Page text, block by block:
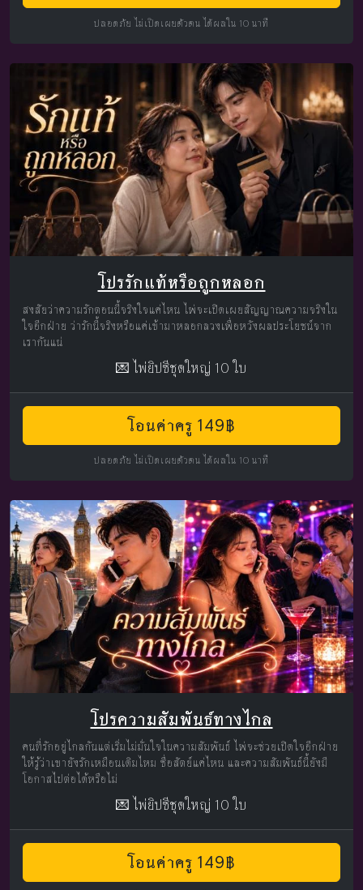
ปลอดภัย ไม่เปิดเผยตัวตน ได้ผลใน 10 นาที
โปรรักแท้หรือถูกหลอก
สงสัยว่าความรักตอนนี้จริงใจแค่ไหน ไพ่จะเปิดเผยสัญญาณความจริงใน
ใจอีกฝ่าย ว่ารักนี้จริงหรือแค่เข้ามาหลอกลวงเพื่อหวังผลประโยชน์จาก
เรากันแน่
💌 ไพ่ยิปซีชุดใหญ่ 10 ใบ
โอนค่าครู 149฿
ปลอดภัย ไม่เปิดเผยตัวตน ได้ผลใน 10 นาที
โปรความสัมพันธ์ทางไกล
คนที่รักอยู่ไกลกันแต่เริ่มไม่มั่นใจในความสัมพันธ์ ไพ่จะช่วยเปิดใจอีกฝ่าย
ให้รู้ว่าเขายังรักเหมือนเดิมไหม ซื่อสัตย์แค่ไหน และความสัมพันธ์นี้ยังมี
โอกาสไปต่อได้หรือไม่
💌 ไพ่ยิปซีชุดใหญ่ 10 ใบ
โอนค่าครู 149฿